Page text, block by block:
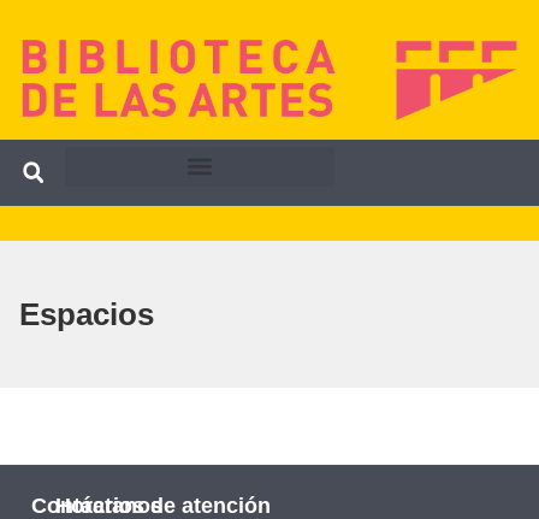
Espacios
Contáctanos
Horarios de atención